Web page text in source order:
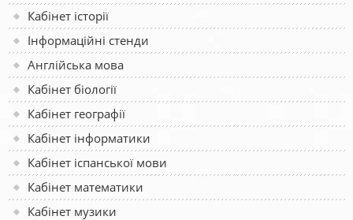
Кабінет історії
Інформаційні стенди
Англійська мова
Кабінет біології
Кабінет географії
Кабінет інформатики
Кабінет іспанської мови
Кабінет математики
Кабінет музики